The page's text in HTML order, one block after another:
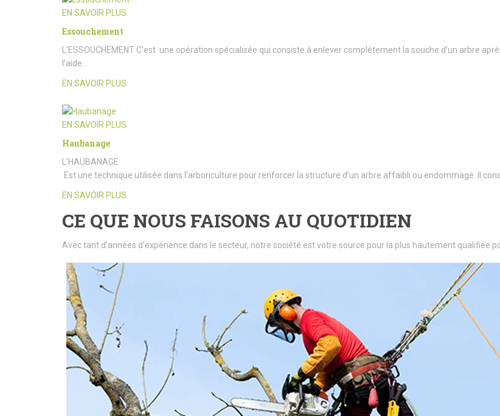
EN SAVOIR PLUS
Essouchement
L’ESSOUCHEMENT C’est une opération spécialisée qui consiste à enlever complètement la souche d’un arbre
l’aide…
EN SAVOIR PLUS
EN SAVOIR PLUS
Haubanage
L’HAUBANAGE
Est une technique utilisée dans l’arboriculture pour renforcer la structure d’un arbre affaibli ou endommagé. Il
EN SAVOIR PLUS
CE QUE NOUS FAISONS AU QUOTIDIEN
Avec tant d’années d’expérience dans le secteur, notre société est votre source pour la plus hautement qualifiée